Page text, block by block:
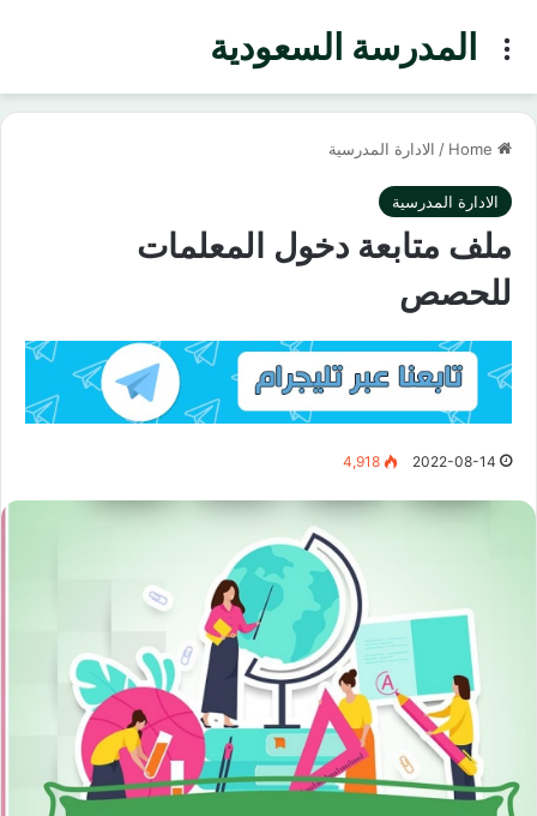
المدرسة السعوديةMenu
/ الادارة المدرسية
الادارة المدرسية
ملف متابعة دخول المعلمات
للحصص
2022-08-14
4,918